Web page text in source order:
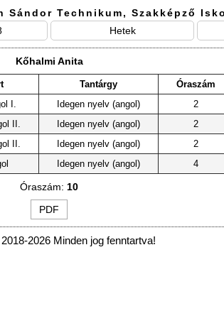
Sándor Technikum, Szakképző
Hetek
Kőhalmi Anita
Tantárgy
Óraszám
I. Idegen nyelv (angol)
2
II. Idegen nyelv (angol)
2
II. Idegen nyelv (angol)
2
Idegen nyelv (angol) 4
Óraszám: 10
PDF
2026 Minden jog fenntartva!